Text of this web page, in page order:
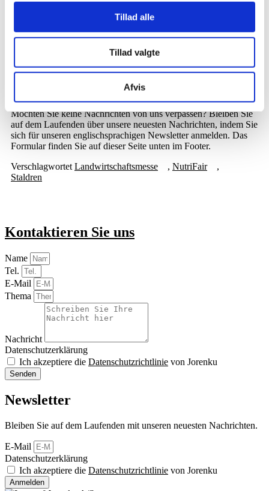
Tillad alle
Tillad valgte
Afvis
oben auf der Seite zu der dänischen Sprache, umden Artikelzu
Quelle:landbrugsavisen.dk 17. Januar 2014
Wenn Sie eine Übersicht aller deutschen Artikel von Jorenku A/S
sehen möchten, können Sie diesenLink
Möchten Sie keine Nachrichten von uns verpassen? Bleiben Sie
auf dem Laufenden über unsere neuesten Nachrichten, indem Sie
sich für unseren englischsprachigen Newsletter anmelden. Das
Formular finden Sie auf dieser Seite unten im Footer.
Verschlagwortet Landwirtschaftsmesse , NutriFair
,
Staldren
Kontaktieren Sie uns
Name
Tel.
E-Mail
Thema
Nachricht
Datenschutzerklärung
Ich akzeptiere die Datenschutzrichtlinie von Jorenku
Senden
Newsletter
Bleiben Sie auf dem Laufenden mit unseren neuesten Nachrichten.
E-Mail
Datenschutzerklärung
Ich akzeptiere die Datenschutzrichtlinie von Jorenku
Anmelden